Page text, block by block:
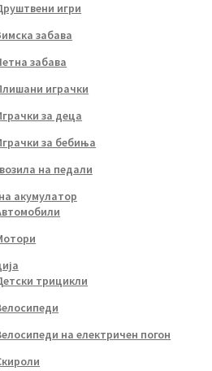
игри
забава
забава
играчки
за деца
за бебиња
на педали
акумулатор
трицикли
на електричен погон